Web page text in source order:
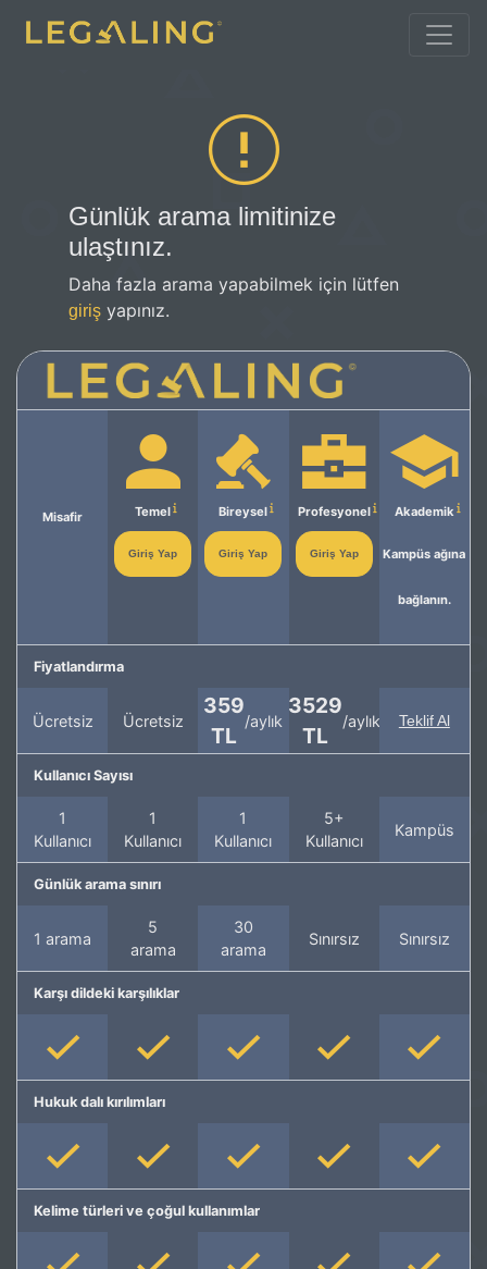
Günlük arama limitinize
ulaştınız.
Daha fazla arama yapabilmek için lütfen
giriş yapınız.
Misafir Temel
Giriş Yap
Bireysel
Giriş Yap
Profesyonel
Giriş Yap
Akademik
Kampüs ağına
bağlanın.
Fiyatlandırma
Ücretsiz Ücretsiz
359
TL
/aylık
3529
TL
/aylık Teklif Al
Kullanıcı Sayısı
1
Kullanıcı
1
Kullanıcı
1
Kullanıcı
5+
Kullanıcı
Kampüs
Günlük arama sınırı
1 arama
5
arama
30
arama
Sınırsız Sınırsız
Karşı dildeki karşılıklar
Hukuk dalı kırılımları
Kelime türleri ve çoğul kullanımlar